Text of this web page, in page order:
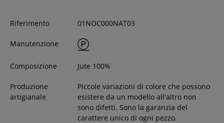
Riferimento 01NOC000NAT03
Manutenzione
Composizione Jute 100%
Produzione
artigianale
Piccole variazioni di colore che possono
esistere da un modello all'altro non
sono difetti. Sono la garanzia del
carattere unico di ogni pezzo.